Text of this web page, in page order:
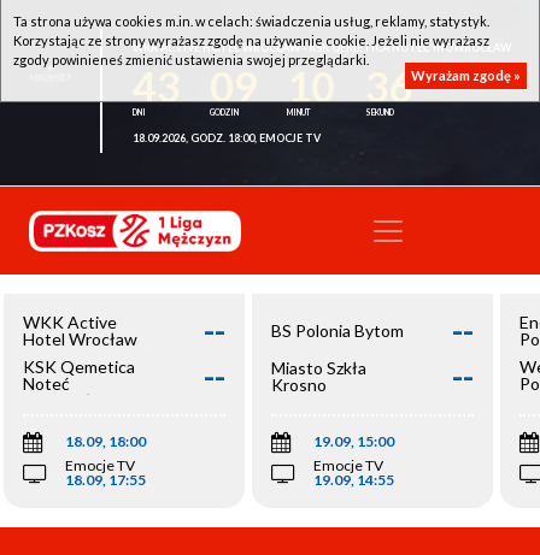
WKK ACTIVE HOTEL WROCŁAW - KSK QEMETICA NOTEĆ INOWROCŁAW
36
18.09.2026, GODZ. 18:00, EMOCJE TV
WKK Active
Hotel Wrocław
--
KSK Qemetica
Noteć
Inowrocław
--
18.09, 18:00
Emocje TV
18.09, 17:55
BS Polonia Bytom --
Miasto Szkła
Krosno
--
19.09, 15:00
Emocje TV
19.09, 14:55
Ta strona używa cookies m.in. w celach: świadczenia usług, reklamy, statystyk.
Korzystając ze strony wyrażasz zgodę na używanie cookie. Jeżeli nie wyrażasz
zgody powinieneś zmienić ustawienia swojej przeglądarki.
Wyrażam zgodę »